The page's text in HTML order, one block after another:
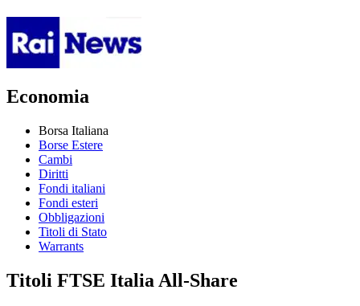
Economia
Borsa Italiana
Borse Estere
Cambi
Diritti
Fondi italiani
Fondi esteri
Obbligazioni
Titoli di Stato
Warrants
Titoli FTSE Italia All-Share